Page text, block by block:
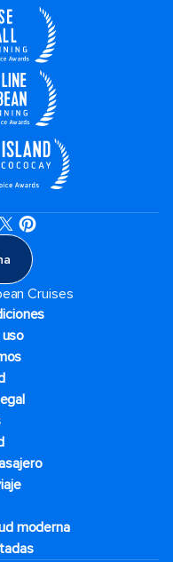
Cruises
moderna